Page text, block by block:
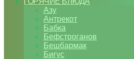
Азу
Антрекот
Бабка
Бефстроганов
Бешбармак
Бигус